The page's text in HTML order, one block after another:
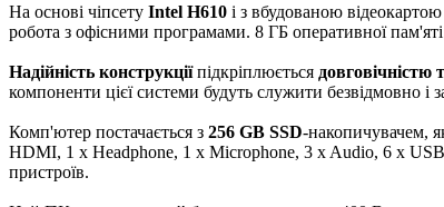
На основі чіпсету Intel H610 і з вбудованою відеокартою
робота з офісними програмами. 8 ГБ оперативної
Надійність конструкціїпідкріплюється довговічністю
компоненти цієї системи будуть служити безвідмовно і
Комп'ютер постачається з 256 GB SSD-накопичувачем,
HDMI, 1 x Headphone, 1 х Microphone, 3 x Audio, 6 x
пристроїв.